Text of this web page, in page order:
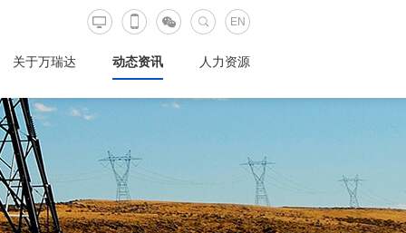
EN
关于万瑞达 动态资讯 人力资源